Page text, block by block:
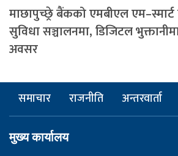
माछापुच्छ्रे बैंकको एमबीएल एम–स्मार्ट
सुविधा सञ्चालनमा, डिजिटल
अवसर
समाचार राजनीति अन्तरवार्ता
मुख्य कार्यालय